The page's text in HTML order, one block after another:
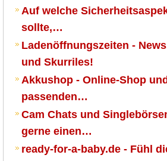
Auf welche
sollte,…
Ladenöffnungszeiten -
und Skurriles!
Akkushop - Online-Shop
passenden…
Cam Chats und
gerne einen…
ready-for-a-baby.de - Fühl